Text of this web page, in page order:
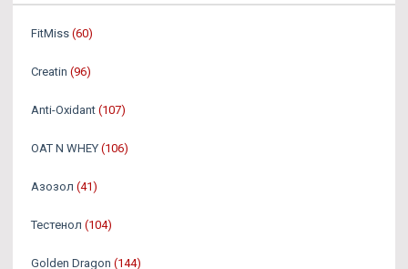
FitMiss (60)
Creatin (96)
Anti-Oxidant (107)
OAT N WHEY (106)
Азозол (41)
Тестенол (104)
Golden Dragon (144)